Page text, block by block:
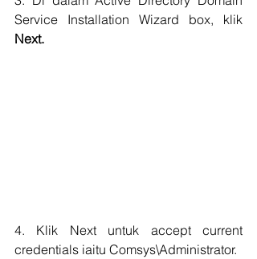
Next.
4. Klik Next untuk accept current
credentials iaitu Comsys\Administrator.